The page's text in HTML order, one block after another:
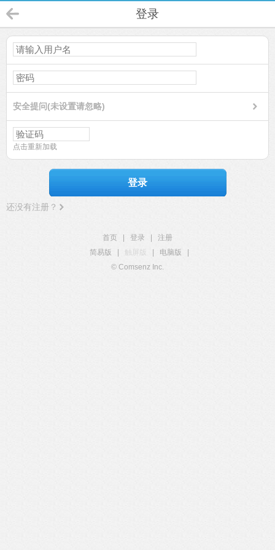
登录
安全提问(未设置请忽略)
点击重新加载
登录
还没有注册？
首页 登录
注册
简易版
触屏版 电脑版
© Comsenz Inc.